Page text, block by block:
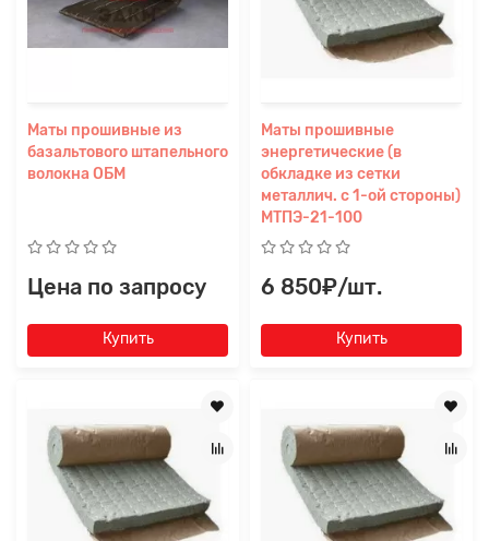
Маты прошивные из
базальтового штапельного
волокна ОБМ
Цена по запросу
Купить
Маты прошивные
энергетические (в
обкладке из сетки
металлич. с 1-ой стороны)
МТПЭ-21-100
6 850₽/шт.
Купить